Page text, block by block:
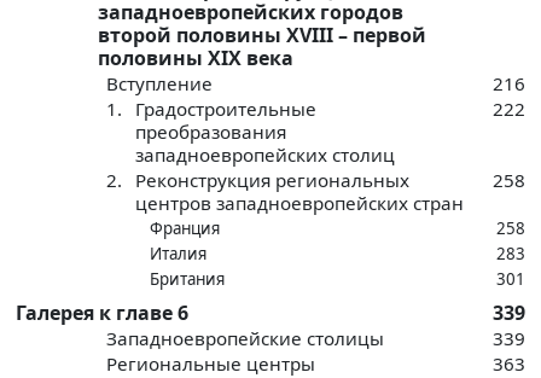
западноевропейских городов
второй половины XVIII – первой
половины XIX века
Вступление
216
1.
Градостроительные
преобразования
западноевропейских столиц
222
2.
Реконструкция региональных
центров западноевропейских стран
258
Франция
258
Италия
283
Британия
301
Галерея к главе 6 339
Западноевропейские столицы
339
Региональные центры
363